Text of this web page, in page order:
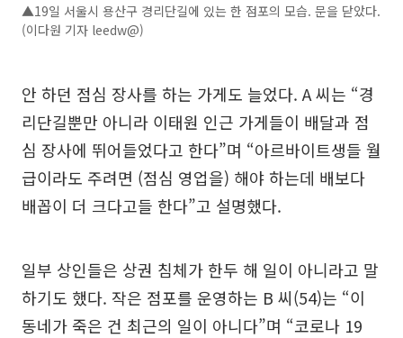
▲19일 서울시 용산구 경리단길에 있는 한 점포의 모습. 문을 닫았다.
(이다원 기자 leedw@)
안 하던 점심 장사를 하는 가게도 늘었다. A 씨는 “경
리단길뿐만 아니라 이태원 인근 가게들이 배달과 점
심 장사에 뛰어들었다고 한다”며 “아르바이트생들 월
급이라도 주려면 (점심 영업을) 해야 하는데 배보다
배꼽이 더 크다고들 한다”고 설명했다.
일부 상인들은 상권 침체가 한두 해 일이 아니라고 말
하기도 했다. 작은 점포를 운영하는 B 씨(54)는 “이
동네가 죽은 건 최근의 일이 아니다”며 “코로나 19